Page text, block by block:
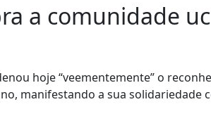
a comunidade
hoje “veementemente” o
manifestando a sua solidariedade